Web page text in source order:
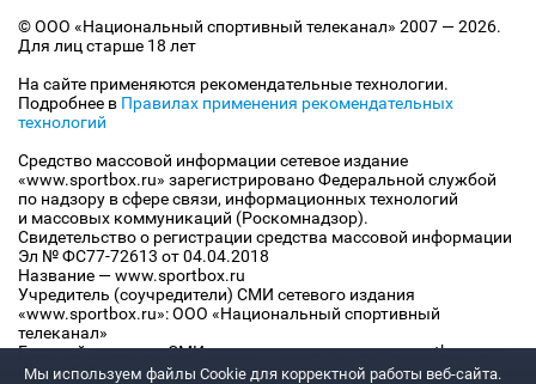
© ООО «Национальный спортивный телеканал» 2007 — 2026.
Для лиц старше 18 лет
На сайте применяются рекомендательные технологии.
Подробнее в Правилах применения рекомендательных
технологий
Средство массовой информации сетевое издание
«www.sportbox.ru» зарегистрировано Федеральной службой
по надзору в сфере связи, информационных технологий
и массовых коммуникаций (Роскомнадзор).
Свидетельство о регистрации средства массовой информации
Эл № ФС77-72613 от 04.04.2018
Название — www.sportbox.ru
Учредитель (соучредители) СМИ сетевого издания
«www.sportbox.ru»: ООО «Национальный спортивный
телеканал»
Главный редактор СМИ сетевого издания «www.sportbox.ru»:
Конов В.А.
Мы используем файлы Сookie для корректной работы веб-сайта.